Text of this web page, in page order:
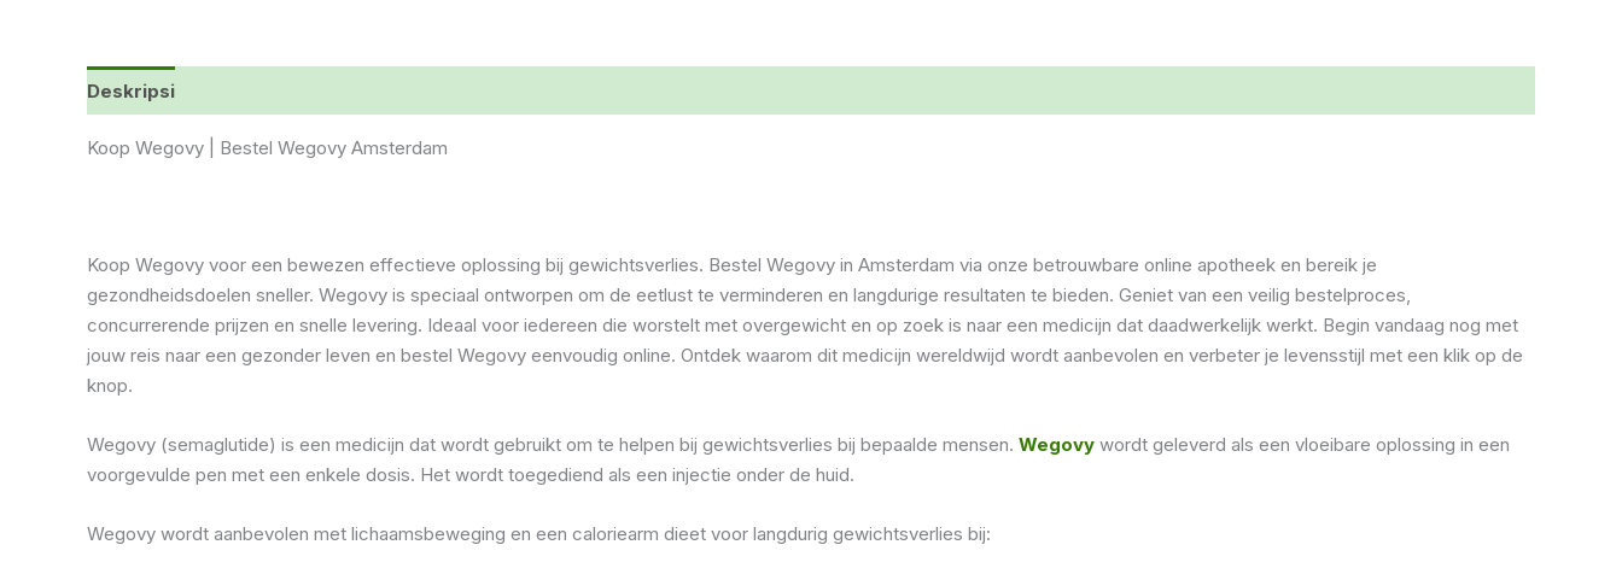
Deskripsi
Koop Wegovy | Bestel Wegovy Amsterdam
Koop Wegovy voor een bewezen effectieve oplossing bij gewichtsverlies. Bestel Wegovy in Amsterdam via onze betrouwbare online apotheek en bereik je
gezondheidsdoelen sneller. Wegovy is speciaal ontworpen om de eetlust te verminderen en langdurige resultaten te bieden. Geniet van een veilig bestelproces,
concurrerende prijzen en snelle levering. Ideaal voor iedereen die worstelt met overgewicht en op zoek is naar een medicijn dat daadwerkelijk werkt. Begin vandaag nog met
jouw reis naar een gezonder leven en bestel Wegovy eenvoudig online. Ontdek waarom dit medicijn wereldwijd wordt aanbevolen en verbeter je levensstijl met een klik op de
knop.
Wegovy (semaglutide) is een medicijn dat wordt gebruikt om te helpen bij gewichtsverlies bij bepaalde mensen. Wegovy wordt geleverd als een vloeibare oplossing in een
voorgevulde pen met een enkele dosis. Het wordt toegediend als een injectie onder de huid.
Wegovy wordt aanbevolen met lichaamsbeweging en een caloriearm dieet voor langdurig gewichtsverlies bij: